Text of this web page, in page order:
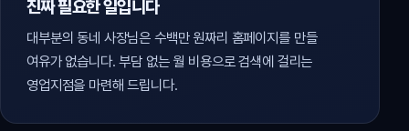
진짜 필요한 일입니다
대부분의 동네 사장님은 수백만 원짜리 홈페이지를 만들
여유가 없습니다. 부담 없는 월 비용으로 검색에 걸리는
영업지점을 마련해 드립니다.